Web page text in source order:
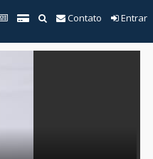
Contato Entrar